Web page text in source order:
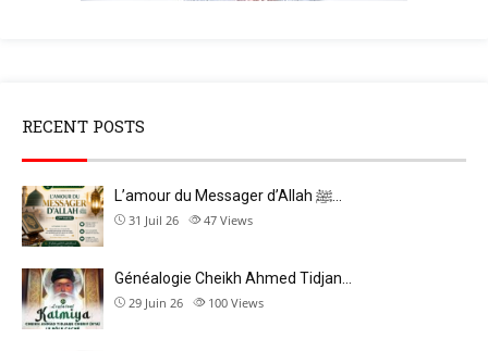
RECENT POSTS
31 Juil 26 47 Views
Généalogie Cheikh Ahmed Tidjan…
29 Juin 26 100 Views